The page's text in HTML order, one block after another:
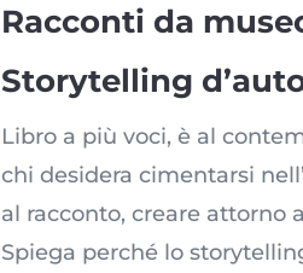
Racconti da
Storytelling
Libro a più voci, è al
chi desidera cimentarsi
al racconto, creare attorno
Spiega perché lo